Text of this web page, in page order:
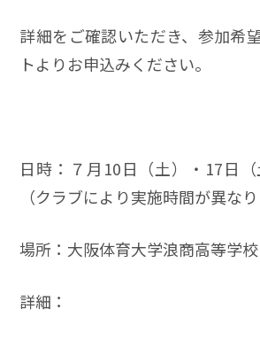
詳細をご確認いただき、参加希
トよりお申込みください。
日時：７月10日（土）・17日
（クラブにより実施時間が異なり
場所：大阪体育大学浪商高等学校
詳細：